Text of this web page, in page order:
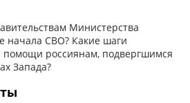
Министерства
начала СВО? Какие шаги
россиянам, подвергшимся
Запада?